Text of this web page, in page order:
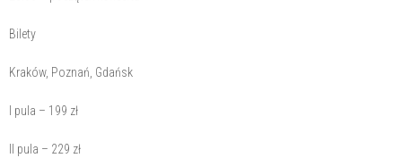
Bilety
Kraków, Poznań, Gdańsk
I pula – 199 zł
II pula – 229 zł